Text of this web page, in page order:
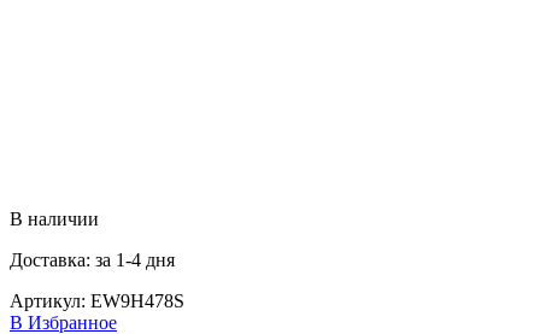
В наличии
Доставка: за 1-4 дня
Артикул: EW9H478S
В Избранное